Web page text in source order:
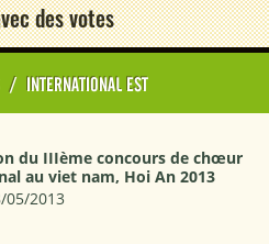
des votes
/ INTERNATIONAL EST
du IIIème concours de chœur
au viet nam, Hoi An 2013
05/2013